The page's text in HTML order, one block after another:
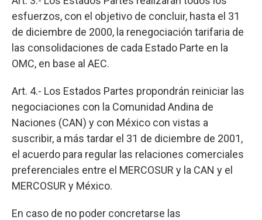
esfuerzos, con el objetivo de concluir, hasta el 31
de diciembre de 2000, la renegociación tarifaria de
las consolidaciones de cada Estado Parte en la
OMC, en base al AEC.
Art. 4.- Los Estados Partes propondrán reiniciar las
negociaciones con la Comunidad Andina de
Naciones (CAN) y con México con vistas a
suscribir, a más tardar el 31 de diciembre de 2001,
el acuerdo para regular las relaciones comerciales
preferenciales entre el MERCOSUR y la CAN y el
MERCOSUR y México.
En caso de no poder concretarse las